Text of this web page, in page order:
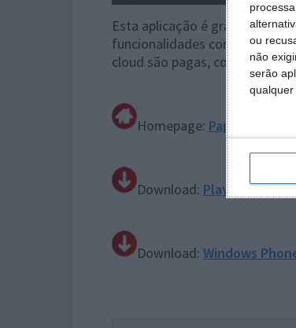
ou
não
serão
qualquer
Esta aplicação é gratuita e
funcionalidades como a
cloud são pagas, contudo
Homepage: Papyrus
Download: Play Store
Download: Windows